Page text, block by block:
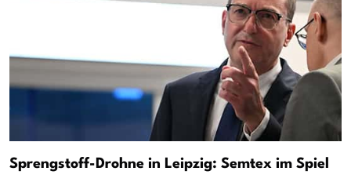
Sprengstoff-Drohne in Leipzig: Semtex im Spiel